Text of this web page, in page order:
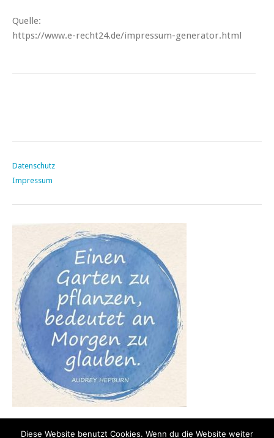
Quelle:
https://www.e-recht24.de/impressum-generator.html
Datenschutz
Impressum
Diese Website benutzt Cookies. Wenn du die Website weiter